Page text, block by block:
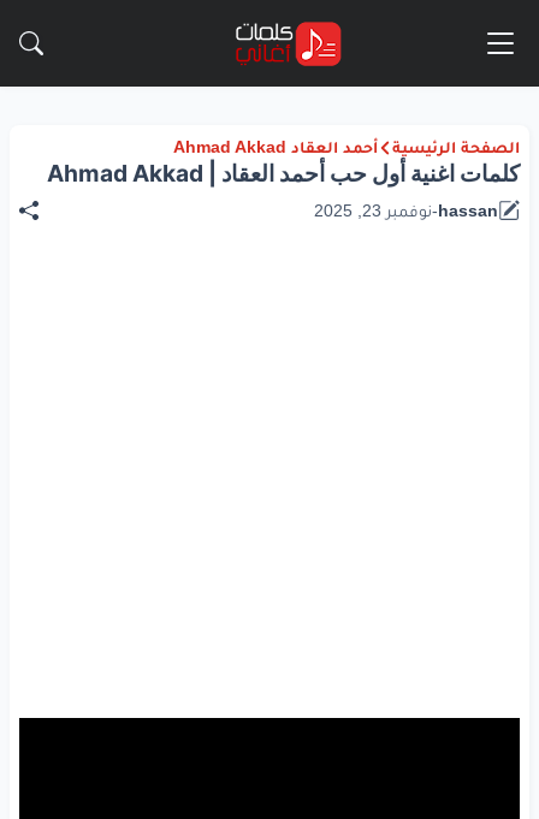
الصفحة الرئيسية أحمد العقاد Ahmad Akkad
كلمات اغنية أول حب أحمد العقاد | Ahmad Akkad
hassan
-نوفمبر 23, 2025